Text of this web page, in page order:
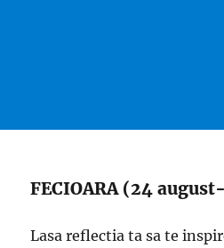
FECIOARA (24
Lasa reflectia ta sa te